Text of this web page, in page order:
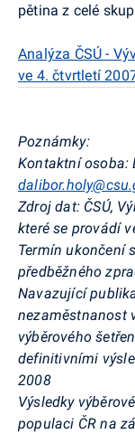
pětina z celé
Analýza ČSÚ -
ve 4. čtvrtletí
Poznámky:
Kontaktní osoba:
Zdroj dat: ČSÚ,
které se provádí
Termín ukončení
předběžného
Navazující
nezaměstnanost
výběrového
definitivními
2008
Výsledky
populaci ČR na